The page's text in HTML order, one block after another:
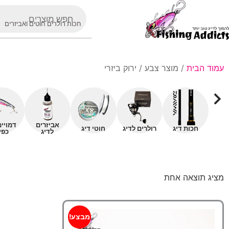
חכות רולרים חוטים ואביזרים
עמוד הבית / מוצר צבע / ירוק ביזרי
חכות דיג רולרים לדיג חוטי דיג
אביזרים
לדיג
מציג תוצאה אחת
מבצע!